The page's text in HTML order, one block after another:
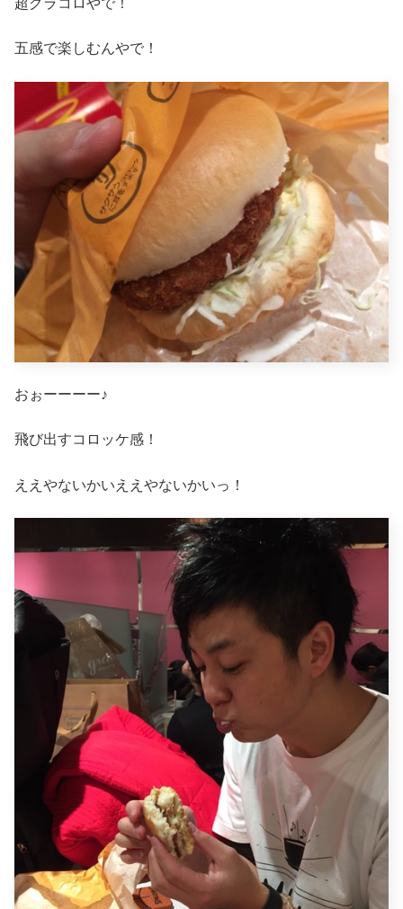
五感で楽しむんやで！
おぉーーーー♪
飛び出すコロッケ感！
ええやないかいええやないかいっ！